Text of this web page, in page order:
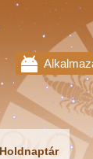
Holdnaptár